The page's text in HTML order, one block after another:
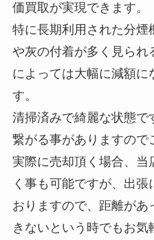
価買取が実現できます。
特に長期利用された分煙
や灰の付着が多く見られ
によっては大幅に減額に
す。
清掃済みで綺麗な状態で
繋がる事がありますので
実際に売却頂く場合、当
く事も可能ですが、出
おりますので、距離が
きないという時でもお